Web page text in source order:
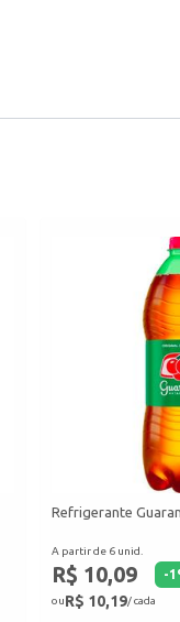
Refrigerante
A partir de 6 unid.
R$ 10,09 -1
ouR$ 10,19/ cada